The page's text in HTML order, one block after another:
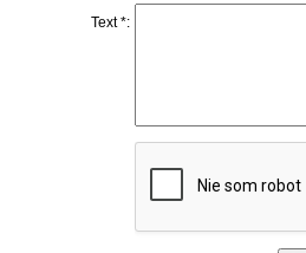
Text *: